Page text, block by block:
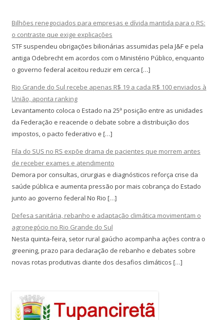
Bilhões renegociados para empresas e dívida mantida para o RS:
o contraste que exige explicações
STF suspendeu obrigações bilionárias assumidas pela J&F e pela
antiga Odebrecht em acordos com o Ministério Público, enquanto
o governo federal aceitou reduzir em cerca […]
Rio Grande do Sul recebe apenas R$ 19 a cada R$ 100 enviados à
União, aponta ranking
Levantamento coloca o Estado na 25ª posição entre as unidades
da Federação e reacende o debate sobre a distribuição dos
impostos, o pacto federativo e […]
Fila do SUS no RS expõe drama de pacientes que morrem antes
de receber exames e atendimento
Demora por consultas, cirurgias e diagnósticos reforça crise da
saúde pública e aumenta pressão por mais cobrança do Estado
junto ao governo federal No Rio […]
Defesa sanitária, rebanho e adaptação climática movimentam o
agronegócio no Rio Grande do Sul
Nesta quinta-feira, setor rural gaúcho acompanha ações contra o
greening, prazo para declaração de rebanho e debates sobre
novas rotas produtivas diante dos desafios climáticos […]